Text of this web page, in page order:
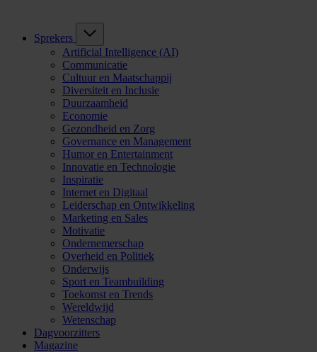
Sprekers
Artificial Intelligence (AI)
Communicatie
Cultuur en Maatschappij
Diversiteit en Inclusie
Duurzaamheid
Economie
Gezondheid en Zorg
Governance en Management
Humor en Entertainment
Innovatie en Technologie
Inspiratie
Internet en Digitaal
Leiderschap en Ontwikkeling
Marketing en Sales
Motivatie
Ondernemerschap
Overheid en Politiek
Onderwijs
Sport en Teambuilding
Toekomst en Trends
Wereldwijd
Wetenschap
Dagvoorzitters
Magazine